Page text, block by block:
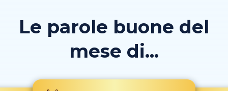
Le parole buone del
mese di...